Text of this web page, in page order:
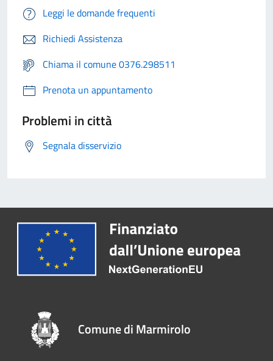
Leggi le domande frequenti
Richiedi Assistenza
Chiama il comune 0376.298511
Prenota un appuntamento
Problemi in città
Segnala disservizio
Comune di Marmirolo